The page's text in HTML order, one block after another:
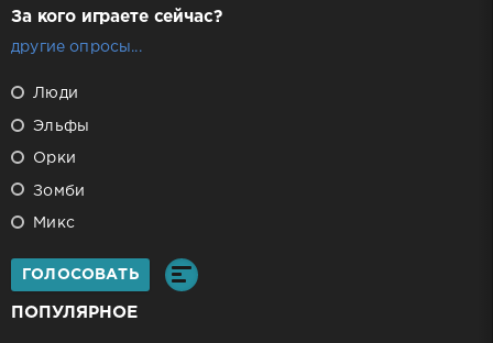
За кого играете сейчас?
другие опросы...
Люди
Эльфы
Орки
Зомби
Микс
ГОЛОСОВАТЬ
ПОПУЛЯРНОЕ